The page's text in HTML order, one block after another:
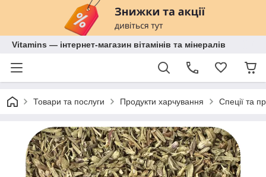
Vitamins — інтернет-магазин вітамінів та мінералів
Товари та послуги Продукти харчування Спеції та